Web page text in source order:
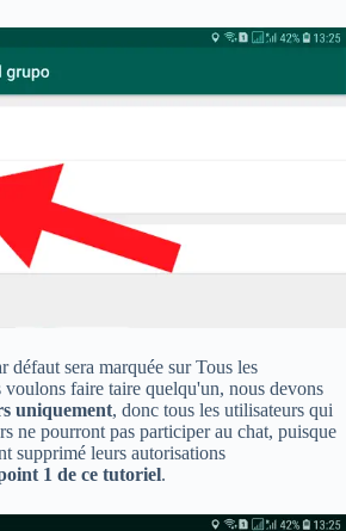
sera marquée sur Tous les
faire taire quelqu'un, nous devons
uniquement, donc tous les utilisateurs qui
ne pourront pas participer au chat, puisque
supprimé leurs autorisations
1 de ce tutoriel.